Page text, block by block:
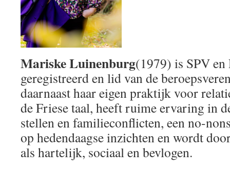
Mariske Luinenburg(1979) is SPV
geregistreerd en lid van de
daarnaast haar eigen praktijk voor
de Friese taal, heeft ruime ervaring in
stellen en familieconflicten, een no-
op hedendaagse inzichten en wordt
als hartelijk, sociaal en bevlogen.